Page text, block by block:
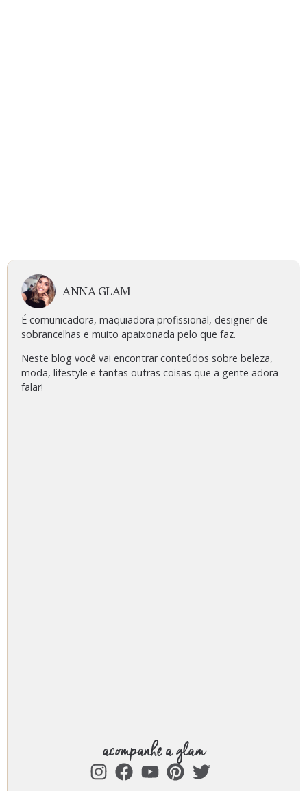
ANNA GLAM
É comunicadora, maquiadora profissional, designer de
sobrancelhas e muito apaixonada pelo que faz.
Neste blog você vai encontrar conteúdos sobre beleza,
moda, lifestyle e tantas outras coisas que a gente adora
falar!
acompanhe a glam